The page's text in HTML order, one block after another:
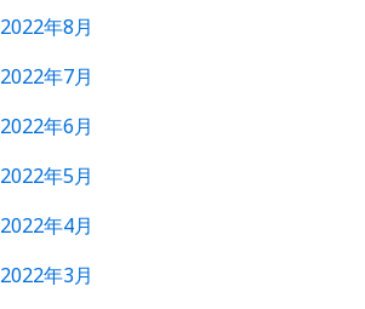
2022年8月
2022年7月
2022年6月
2022年5月
2022年4月
2022年3月